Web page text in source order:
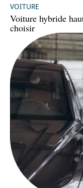
VOITURE
Voiture hybride
choisir